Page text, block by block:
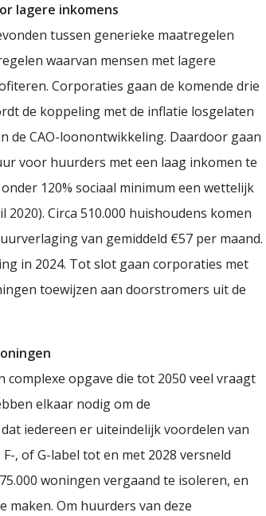
lagere inkomens
tussen generieke maatregelen
waarvan mensen met lagere
Corporaties gaan de komende drie
de koppeling met de inflatie losgelaten
de CAO-loonontwikkeling. Daardoor gaan
voor huurders met een laag inkomen te
120% sociaal minimum een wettelijk
Circa 510.000 huishoudens komen
van gemiddeld €57 per maand.
in 2024. Tot slot gaan corporaties met
toewijzen aan doorstromers uit de
opgave die tot 2050 veel vraagt
elkaar nodig om de
iedereen er uiteindelijk voordelen van
, of G-label tot en met 2028 versneld
woningen vergaand te isoleren, en
maken. Om huurders van deze